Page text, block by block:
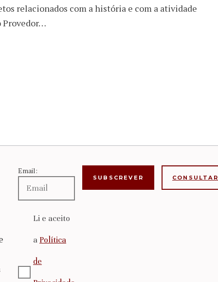
relacionados com a história e com a atividade
Provedor…
Email:
Li e aceito
a Política
de
CONSULTAR